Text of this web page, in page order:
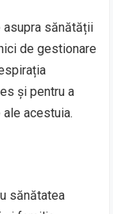
asupra sănătății
de gestionare
și pentru a
acestuia.
sănătatea